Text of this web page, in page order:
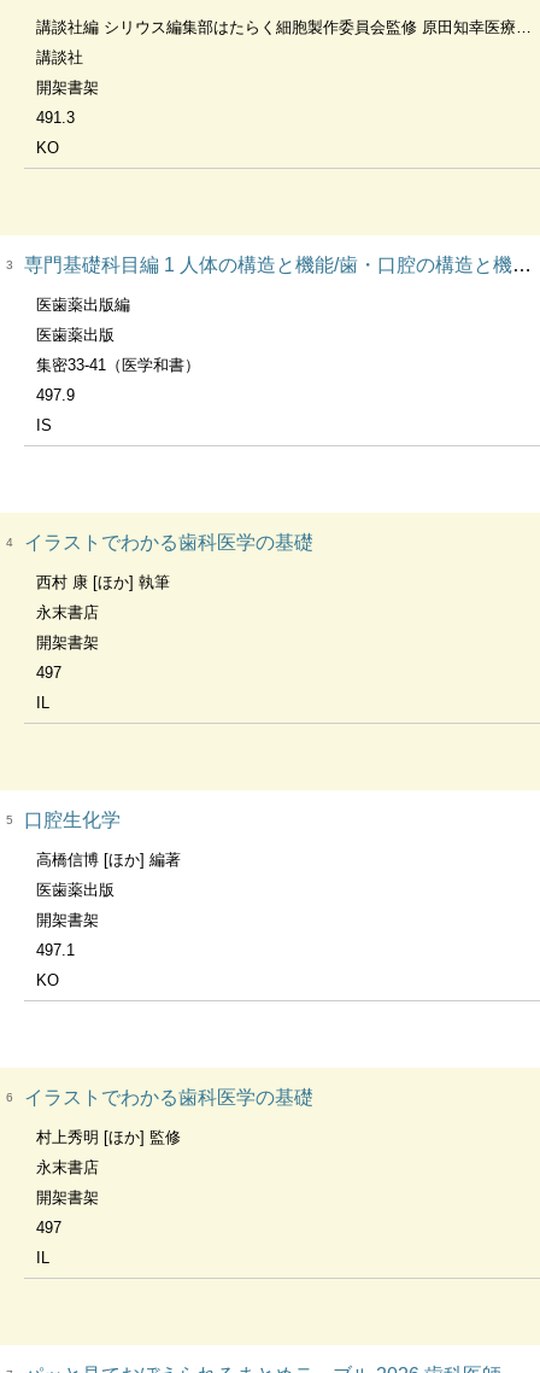
講談社編 シリウス編集部はたらく細胞製作委員会監修 原田知幸医療監修
講談社
開架書架
491.3
KO
3 専門基礎科目編 1 人体の構造と機能/歯・口腔の構造と機能/疾病の成り立ち及び回復過程の促進 歯科衛生士書き込み式学習ノート
医歯薬出版編
医歯薬出版
集密33-41（医学和書）
497.9
IS
4 イラストでわかる歯科医学の基礎
西村 康 [ほか] 執筆
永末書店
開架書架
497
IL
5 口腔生化学
高橋信博 [ほか] 編著
医歯薬出版
開架書架
497.1
KO
6 イラストでわかる歯科医学の基礎
村上秀明 [ほか] 監修
永末書店
開架書架
497
IL